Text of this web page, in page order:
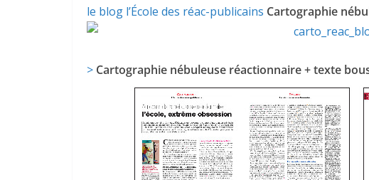
le blog l’École des réac-publicains Cartographie
> Cartographie nébuleuse réactionnaire + texte